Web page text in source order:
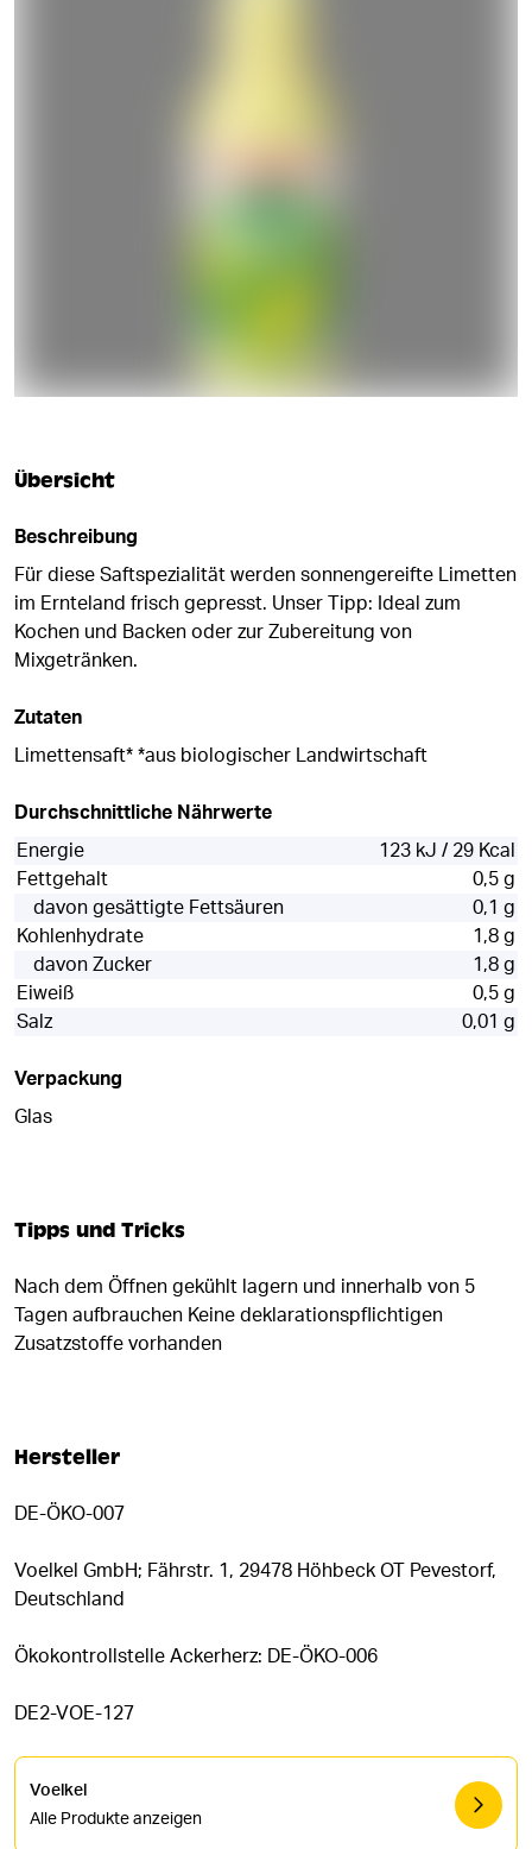
Übersicht
Beschreibung
Für diese Saftspezialität werden sonnengereifte Limetten
im Ernteland frisch gepresst. Unser Tipp: Ideal zum
Kochen und Backen oder zur Zubereitung von
Mixgetränken.
Zutaten
Limettensaft* *aus biologischer Landwirtschaft
Durchschnittliche Nährwerte
Energie
123 kJ / 29 Kcal
Fettgehalt
0,5 g
davon gesättigte Fettsäuren
0,1 g
Kohlenhydrate
1,8 g
davon Zucker
1,8 g
Eiweiß
0,5 g
Salz
0,01 g
Verpackung
Glas
Tipps und Tricks
Nach dem Öffnen gekühlt lagern und innerhalb von 5
Tagen aufbrauchen Keine deklarationspflichtigen
Zusatzstoffe vorhanden
Hersteller
DE-ÖKO-007
Voelkel GmbH; Fährstr. 1, 29478 Höhbeck OT Pevestorf,
Deutschland
Ökokontrollstelle Ackerherz: DE-ÖKO-006
DE2-VOE-127
Voelkel
Alle Produkte anzeigen